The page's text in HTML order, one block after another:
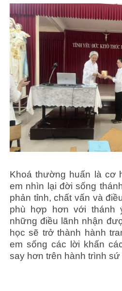
Khoá thường huấn là cơ
em nhìn lại đời sống
phản tỉnh, chất vấn và
phù hợp hơn với thánh
những điều lãnh nhận
học sẽ trở thành hành
em sống các lời khấn
say hơn trên hành trình sứ